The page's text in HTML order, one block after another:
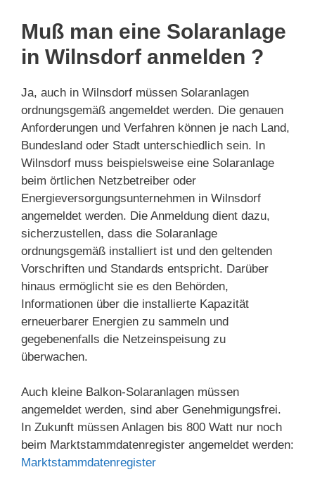
Muß man eine Solaranlage
in Wilnsdorf anmelden ?
Ja, auch in Wilnsdorf müssen Solaranlagen
ordnungsgemäß angemeldet werden. Die genauen
Anforderungen und Verfahren können je nach Land,
Bundesland oder Stadt unterschiedlich sein. In
Wilnsdorf muss beispielsweise eine Solaranlage
beim örtlichen Netzbetreiber oder
Energieversorgungsunternehmen in Wilnsdorf
angemeldet werden. Die Anmeldung dient dazu,
sicherzustellen, dass die Solaranlage
ordnungsgemäß installiert ist und den geltenden
Vorschriften und Standards entspricht. Darüber
hinaus ermöglicht sie es den Behörden,
Informationen über die installierte Kapazität
erneuerbarer Energien zu sammeln und
gegebenenfalls die Netzeinspeisung zu
überwachen.
Auch kleine Balkon-Solaranlagen müssen
angemeldet werden, sind aber Genehmigungsfrei.
In Zukunft müssen Anlagen bis 800 Watt nur noch
beim Marktstammdatenregister angemeldet werden:
Marktstammdatenregister